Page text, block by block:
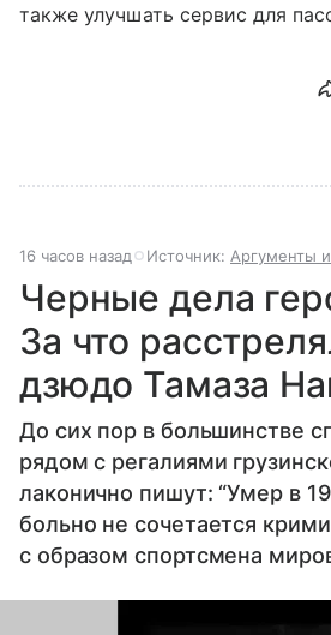
также улучшать сервис для
16 часов назад Источник: Аргументы
Черные дела
За что
дзюдо Тамаза
До сих пор в большинстве
рядом с регалиями
лаконично пишут: “Умер в
больно не сочетается
с образом спортсмена